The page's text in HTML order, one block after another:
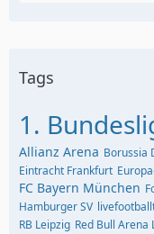
Tags
1.
Allianz Arena Borussia
Eintracht Frankfurt
FC Bayern München
Hamburger SV
RB Leipzig Red Bull Arena